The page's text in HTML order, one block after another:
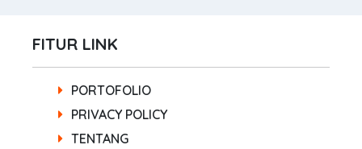
FITUR LINK
PORTOFOLIO
PRIVACY POLICY
TENTANG